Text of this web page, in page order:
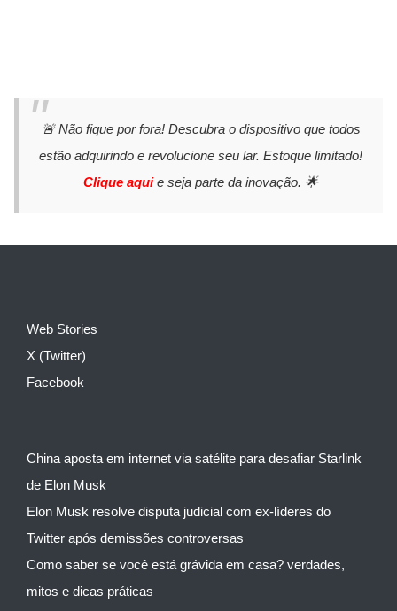
🚨 Não fique por fora! Descubra o dispositivo que todos
estão adquirindo e revolucione seu lar. Estoque limitado!
Clique aquie seja parte da inovação. 🌟
Web Stories
X (Twitter)
Facebook
China aposta em internet via satélite para desafiar Starlink
de Elon Musk
Elon Musk resolve disputa judicial com ex-líderes do
Twitter após demissões controversas
Como saber se você está grávida em casa? verdades,
mitos e dicas práticas